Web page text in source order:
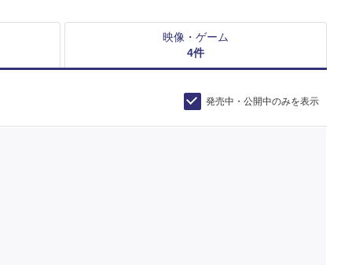
映像・ゲーム
4件
発売中・公開中のみを表示